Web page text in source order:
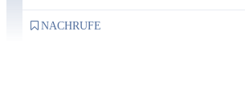
NACHRUFE